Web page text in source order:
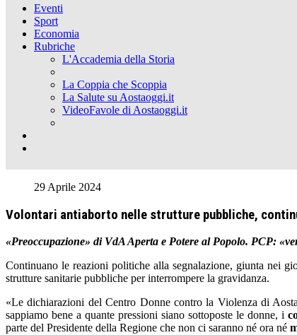
Eventi
Sport
Economia
Rubriche
L'Accademia della Storia
La Coppia che Scoppia
La Salute su Aostaoggi.it
VideoFavole di Aostaoggi.it
29 Aprile 2024
Volontari antiaborto nelle strutture pubbliche,
«Preoccupazione» di VdA Aperta e Potere al Popolo. PCP:
Continuano le reazioni politiche alla segnalazione, giunta nei
strutture sanitarie pubbliche per interrompere la gravidanza.
«Le dichiarazioni del Centro Donne contro la Violenza di
sappiamo bene a quante pressioni siano sottoposte le donne, i
parte del Presidente della Regione che non ci saranno né ora né